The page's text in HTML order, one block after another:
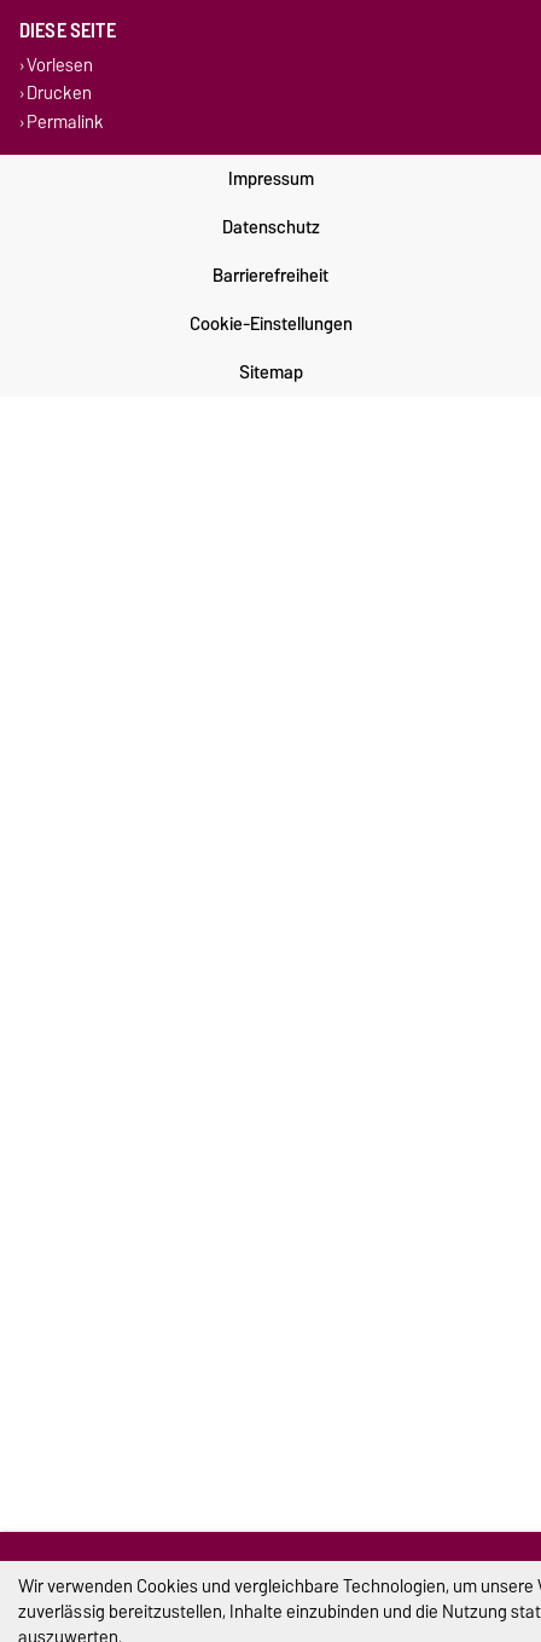
DIESE SEITE
Vorlesen
Drucken
Permalink
Impressum
Datenschutz
Barrierefreiheit
Cookie-Einstellungen
Sitemap
Wir verwenden Cookies und vergleichbare Technologien, um unsere
zuverlässig bereitzustellen, Inhalte einzubinden und die Nutzung